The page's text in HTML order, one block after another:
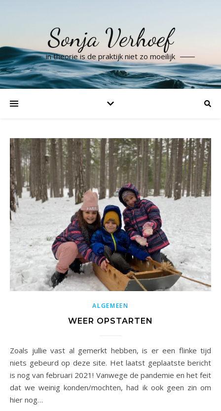
Sonja Verhoef
in theorie is de praktijk niet zo moeilijk
ALGEMEEN
WEER OPSTARTEN
Zoals jullie vast al gemerkt hebben, is er een flinke tijd
niets gebeurd op deze site. Het laatst geplaatste bericht
is nog van februari 2021! Vanwege de pandemie en het feit
dat we weinig konden/mochten, had ik ook geen zin om
hier nog…